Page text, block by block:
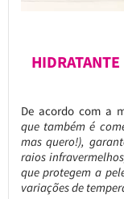
De acordo com a
que também é
mas quero!),
raios
que protegem a
variações de